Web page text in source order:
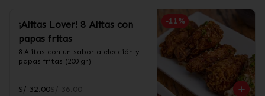
-11%
¡Alitas Lover! 8 Alitas con
papas fritas
8 Alitas con un sabor a elección y
papas fritas (200 gr)
S/ 32.00S/ 36.00